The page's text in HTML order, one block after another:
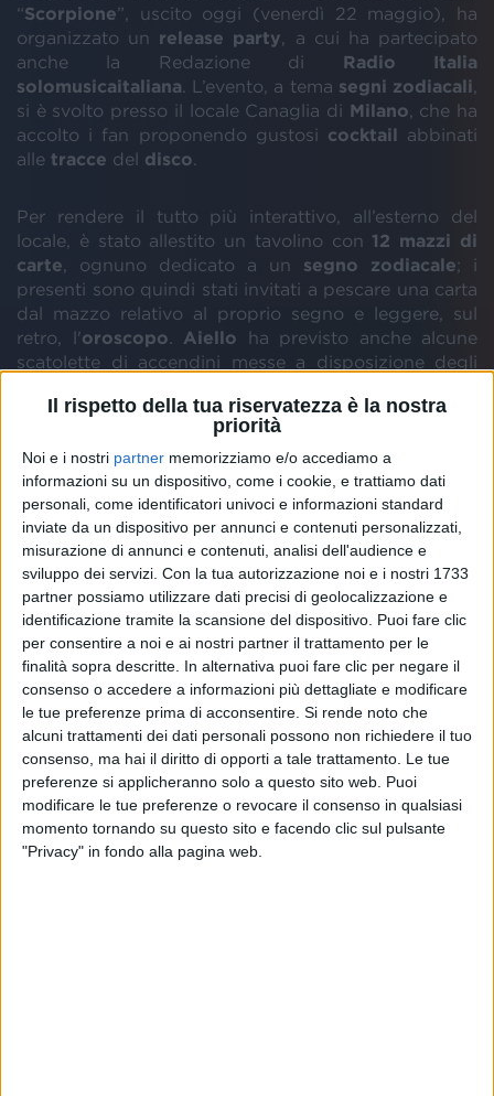
Il rispetto della tua riservatezza è la nostra
priorità
Noi e i nostri partner memorizziamo e/o accediamo a
informazioni su un dispositivo, come i cookie, e trattiamo dati
personali, come identificatori univoci e informazioni standard
inviate da un dispositivo per annunci e contenuti personalizzati,
misurazione di annunci e contenuti, analisi dell'audience e
sviluppo dei servizi. Con la tua autorizzazione noi e i nostri 1733
partner possiamo utilizzare dati precisi di geolocalizzazione e
identificazione tramite la scansione del dispositivo. Puoi fare clic
per consentire a noi e ai nostri partner il trattamento per le
finalità sopra descritte. In alternativa puoi fare clic per negare il
consenso o accedere a informazioni più dettagliate e modificare
le tue preferenze prima di acconsentire. Si rende noto che
alcuni trattamenti dei dati personali possono non richiedere il tuo
consenso, ma hai il diritto di opporti a tale trattamento. Le tue
preferenze si applicheranno solo a questo sito web. Puoi
modificare le tue preferenze o revocare il consenso in qualsiasi
momento tornando su questo sito e facendo clic sul pulsante
"Privacy" in fondo alla pagina web.
“Scorpione”, uscito oggi (venerdì 22 maggio), ha
organizzato un release party , a cui ha partecipato
anche la Redazione di Radio
Italia
solomusicaitaliana . L’evento, a tema segni zodiacali
si è svolto presso il locale Canaglia di Milano , che ha
accolto i fan proponendo gustosi cocktail abbinati
alle tracce del disco
Per rendere il tutto più interattivo, all’esterno del
locale, è stato allestito un tavolino con 12 mazzi di
carte , ognuno dedicato a un segno zodiacale; i
presenti sono quindi stati invitati a pescare una carta
dal mazzo relativo al proprio segno e leggere, sul
retro, l'oroscopo Aiello ha previsto anche alcune
scatolette di accendini messe a disposizione degli
aggiudicarsi il disco autografato.
Come spiegato dall'astrologache ha curato i
prognostici riportati sulle cartoline e che ha
conversato conAiello, il nuovoalbum prende il
nome dall'ascendentedell'artista. Lui ha raccontato: